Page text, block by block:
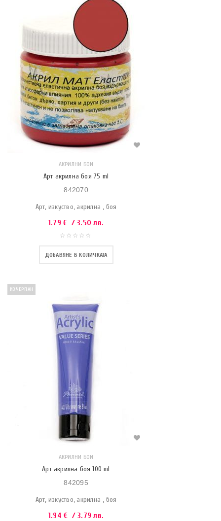
АКРИЛНИ БОИ
Арт акрилна боя 75 ml
842070
Арт, изкуство, акрилна , боя
1.79€ / 3.50 лв.
ДОБАВЯНЕ В КОЛИЧКАТА
ИЗЧЕРПАН
АКРИЛНИ БОИ
Арт акрилна боя 100 ml
842095
Арт, изкуство, акрилна , боя
1.94€ / 3.79 лв.